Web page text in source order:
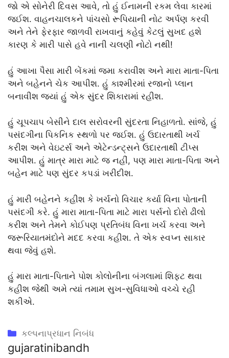
જો એ સોનેરી દિવસ આવે, તો હું ઈનામની રકમ લેવા કારમાં
જઈશ. વાહનચાલકને પાંચસો રૂપિયાની નોટ અર્પણ કરવી
અને તેને ફેરફાર જાળવી રાખવાનું કહેવું કેટલું સુખદ હશે
કારણ કે મારી પાસે હવે નાની ચલણી નોટો નથી!
હું આખા પૈસા મારી બેંકમાં જમા કરાવીશ અને મારા માતા-પિતા
અને બહેનને ચેક આપીશ. હું કાશ્મીરમાં રજાનો પ્લાન
બનાવીશ જ્યાં હું એક સુંદર શિકારામાં રહીશ.
હું ચૂપચાપ બેસીને દાલ સરોવરની સુંદરતા નિહાળતો. સાંજે, હું
પસંદગીના પિકનિક સ્થળો પર જઈશ. હું ઉદારતાથી ખર્ચ
કરીશ અને વેઇટર્સ અને એટેન્ડન્ટ્સને ઉદારતાથી ટીપ્સ
આપીશ. હું માત્ર મારા માટે જ નહીં, પણ મારા માતા-પિતા અને
બહેન માટે પણ સુંદર કપડાં ખરીદીશ.
હું મારી બહેનને કહીશ કે ખર્ચનો વિચાર કર્યા વિના પોતાની
પસંદગી કરે. હું મારા માતા-પિતા માટે મારા પર્સનો દોરો ઢીલો
કરીશ અને તેમને કોઈપણ પ્રતિબંધ વિના ખર્ચ કરવા અને
જરૂરિયાતમંદોને મદદ કરવા કહીશ. તે એક સ્વપ્ન સાકાર
થવા જેવું હશે.
હું મારા માતા-પિતાને પોશ કોલોનીના બંગલામાં શિફ્ટ થવા
કહીશ જેથી અમે ત્યાં તમામ સુખ-સુવિધાઓ વચ્ચે રહી
શકીએ.
Categories
કલ્પનાપ્રધાન નિબંધ
gujaratinibandh